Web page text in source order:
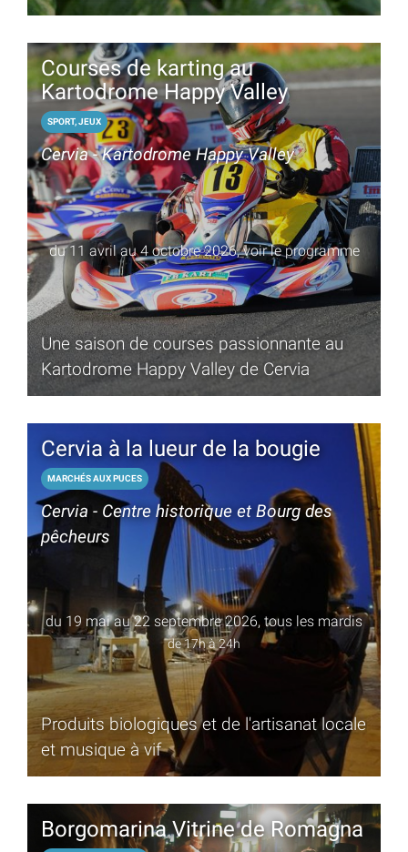
secrets et leurs habitudes
Courses de karting au
Kartodrome Happy Valley
SPORT, JEUX
Cervia - Kartodrome Happy Valley
du 11 avril au 4 octobre 2026, voir le programme
Une saison de courses passionnante au
Kartodrome Happy Valley de Cervia
Cervia à la lueur de la bougie
MARCHÉS AUX PUCES
Cervia - Centre historique et Bourg des
pêcheurs
du 19 mai au 22 septembre 2026, tous les mardis
de 17h à 24h
Produits biologiques et de l'artisanat locale
et musique à vif
Borgomarina Vitrine de Romagna